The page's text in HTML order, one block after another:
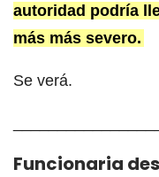
autoridad podría
más más severo.
Se verá.
Funcionaria